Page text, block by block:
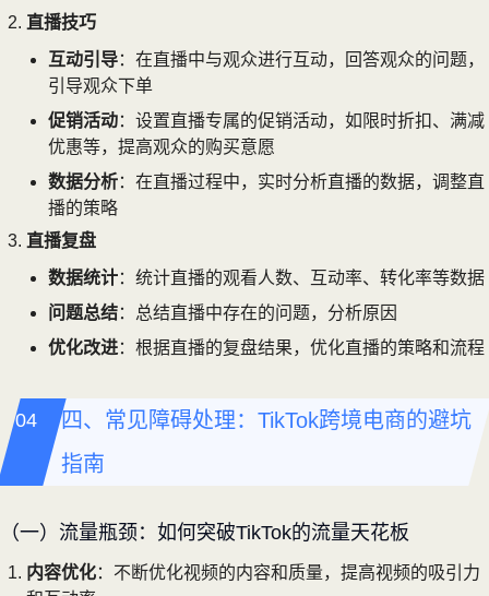
直播技巧
互动引导：在直播中与观众进行互动，回答观众的问题，
引导观众下单
促销活动：设置直播专属的促销活动，如限时折扣、满减
优惠等，提高观众的购买意愿
数据分析：在直播过程中，实时分析直播的数据，调整直
播的策略
直播复盘
数据统计：统计直播的观看人数、互动率、转化率等数据
问题总结：总结直播中存在的问题，分析原因
优化改进：根据直播的复盘结果，优化直播的策略和流程
四、常见障碍处理：TikTok跨境电商的避坑
指南
（一）流量瓶颈：如何突破TikTok的流量天花板
内容优化：不断优化视频的内容和质量，提高视频的吸引力